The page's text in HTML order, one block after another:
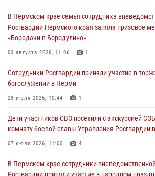
ведомственной акции «Каникулы с
24 июля 2026, 08:45
Юные защитники порядка: росгвардейцы
24 июля 2026, 08:43
В Пермском крае семья сотрудника
Росгвардии Пермского края заняла призовое
«Бородачи в Бородулино»
03 августа 2026, 11:06 1
Сотрудники Росгвардии приняли участие в
богослужении в Перми
28 июля 2026, 10:44 1
Дети участников СВО посетили с экскурсией
комнату боевой славы Управления Росгвардии
07 июля 2026, 11:00 4
В Пермском крае сотрудники
Росгвардии приняли участие в народном